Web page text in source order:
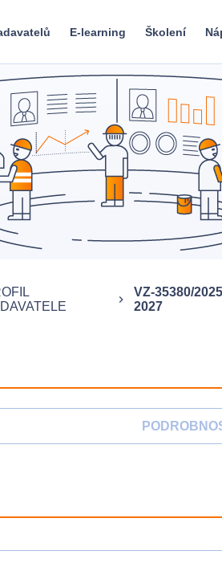
E-learning Školení
keyboard_arrow_right
VZ-35380/
2027